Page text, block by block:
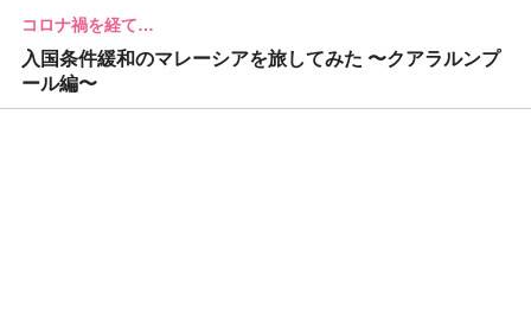
コロナ禍を経て…
入国条件緩和のマレーシアを旅してみた 〜クアラルンプ
ール編〜